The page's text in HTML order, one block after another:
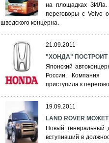
на площадках ЗИЛа.
переговоры с Volvo
шведского концерна.
21.09.2011
"ХОНДА"
Японский
России. Компания
приступила к
19.09.2011
LAND ROVER
Новый генеральный
вступивший в